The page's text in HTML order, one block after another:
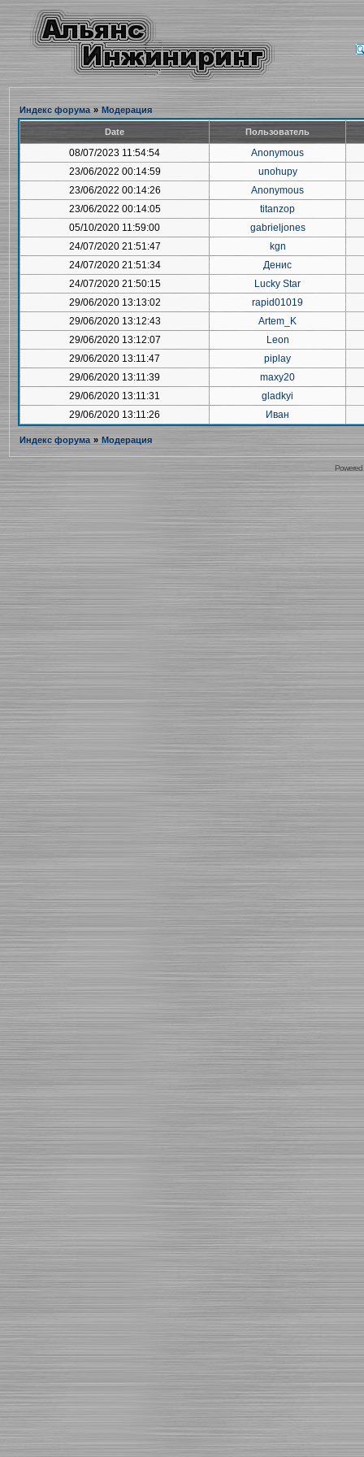
Индекс форума » Модерация
Date Пользователь
08/07/2023 11:54:54
Anonymous
23/06/2022 00:14:59
unohupy
23/06/2022 00:14:26
Anonymous
23/06/2022 00:14:05
titanzop
05/10/2020 11:59:00
gabrieljones
24/07/2020 21:51:47
kgn
24/07/2020 21:51:34
Денис
24/07/2020 21:50:15
Lucky Star
29/06/2020 13:13:02
rapid01019
29/06/2020 13:12:43
Artem_K
29/06/2020 13:12:07
Leon
29/06/2020 13:11:47
piplay
29/06/2020 13:11:39
maxy20
29/06/2020 13:11:31
gladkyi
29/06/2020 13:11:26
Иван
Индекс форума » Модерация